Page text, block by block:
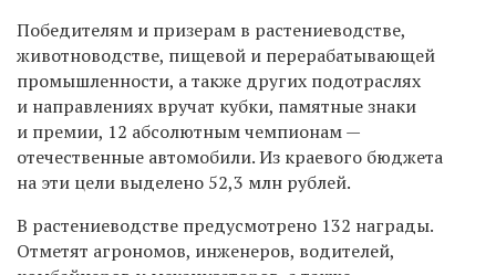
Победителям и призерам в растениеводстве,
животноводстве, пищевой и перерабатывающей
промышленности, а также других подотраслях
и направлениях вручат кубки, памятные знаки
и премии, 12 абсолютным чемпионам —
отечественные автомобили. Из краевого бюджета
на эти цели выделено 52,3 млн рублей.
В растениеводстве предусмотрено 132 награды.
Отметят агрономов, инженеров, водителей,